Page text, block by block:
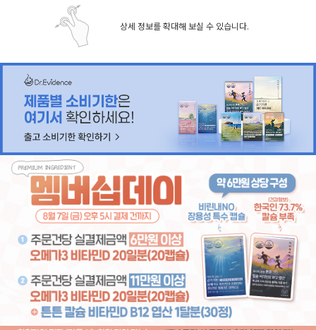
상세 정보를 확대해 보실 수 있습니다.